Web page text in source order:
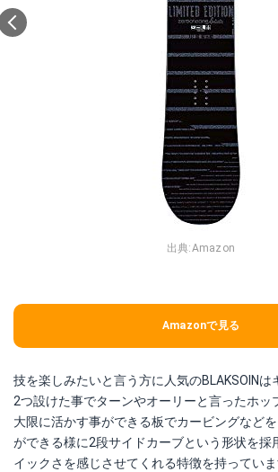
出典:Amazon
Amazonで見る
技を楽しみたいと言う方に人気のBLAKSOINは
2つ設けた事でターンやオーリーと言ったホッ
大限に活かす事ができる板でカービングなど
ができる様に2段サイドカーブという形状を採
イックさを感じさせてくれる特徴を持っていま